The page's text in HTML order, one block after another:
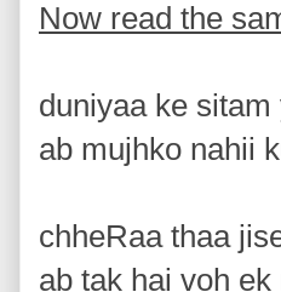
Now read the
duniyaa ke
ab mujhko nahii
chheRaa thaa
ab tak hai voh